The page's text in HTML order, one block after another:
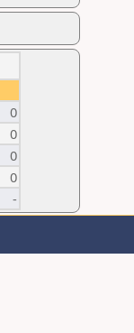
0
0
0
0
-